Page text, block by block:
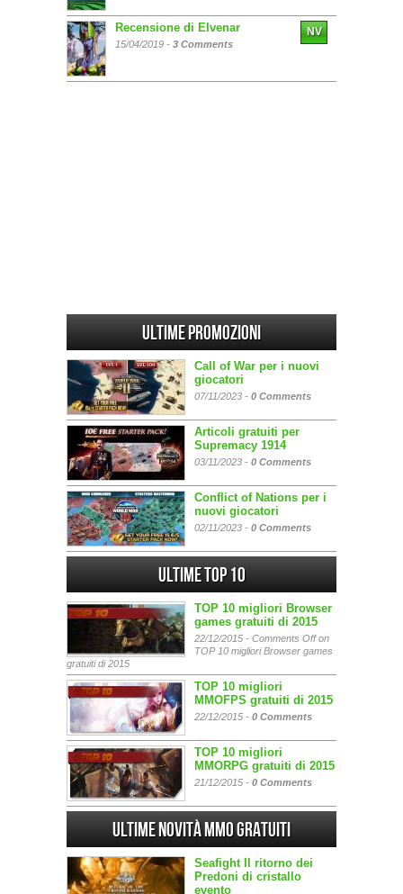
Recensione di Elvenar
15/04/2019 - 3 Comments
NV
Ultime promozioni
Call of War per i nuovi
giocatori
07/11/2023 - 0 Comments
Articoli gratuiti per
Supremacy 1914
03/11/2023 - 0 Comments
Conflict of Nations per i
nuovi giocatori
02/11/2023 - 0 Comments
Ultime Top 10
TOP 10 migliori Browser
games gratuiti di 2015
22/12/2015 - Comments Offon
TOP 10 migliori Browser games
gratuiti di 2015
TOP 10 migliori
MMOFPS gratuiti di 2015
22/12/2015 - 0 Comments
TOP 10 migliori
MMORPG gratuiti di 2015
21/12/2015 - 0 Comments
Ultime Novità MMO gratuiti
Seafight Il ritorno dei
Predoni di cristallo
evento